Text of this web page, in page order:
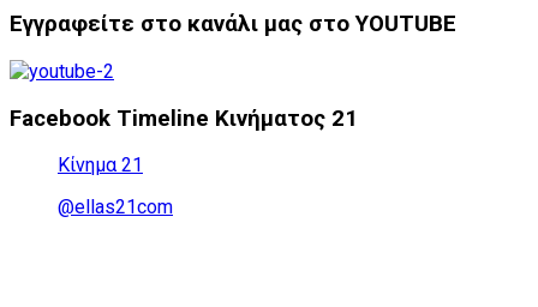
Εγγραφείτε στο κανάλι μας στο YOUTUBE
Facebook Timeline Κινήματος 21
Κίνημα 21
@ellas21com